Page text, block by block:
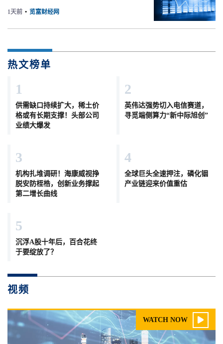
1天前 • 览富财经网
热文榜单
1
供需缺口持续扩大，稀土价
格或有长期支撑！头部公司
业绩大爆发
2
英伟达强势切入电信赛道，
寻觅端侧算力“新中际旭创”
3
机构扎堆调研！海康威视挣
脱安防桎梏，创新业务撑起
第二增长曲线
4
全球巨头全速押注，磷化铟
产业链迎来价值重估
5
沉浮A股十年后，百合花终
于要绽放了？
视频
WATCH NOW 